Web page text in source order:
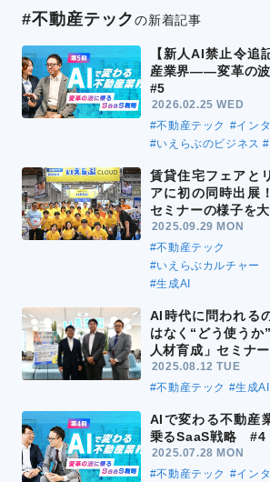
#不動産テックの新着記事
【新人AI禁止令追
産業界――変革の
#5
2026.02.25 WED
#不動産テック #イン
#いえらぶのビジネス
賃貸住宅フェアと
アに初の同時出展
セミナーの様子を
2025.09.29 MON
#不動産テック
#いえらぶカルチャー
#生成AI
AI時代に問われる
はなく“どう使う
人材育成」セミナ
2025.08.12 TUE
#不動産テック #生成AI
AIで変わる不動
乗るSaaS戦略 #4
2025.07.28 MON
#不動産テック #イン